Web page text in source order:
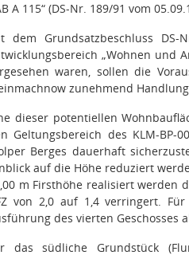
A 115“ (DS-Nr. 189/91 vom
dem Grundsatzbeschluss
„Wohnen und
waren, sollen die
zunehmend
dieser potentiellen
Geltungsbereich des KLM-BP-
Berges dauerhaft
auf die Höhe reduziert
m Firsthöhe realisiert werden
von 2,0 auf 1,4 verringert.
des vierten Geschosses
das südliche Grundstück